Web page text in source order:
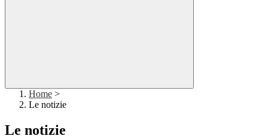
Home >
Le notizie
Le notizie